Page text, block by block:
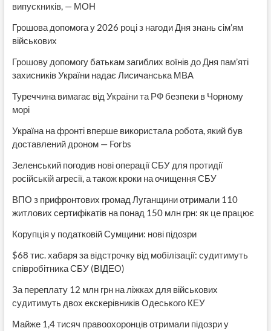
випускників, — МОН
Грошова допомога у 2026 році з нагоди Дня знань сім’ям
військових
Грошову допомогу батькам загиблих воїнів до Дня пам’яті
захисників України надає Лисичанська МВА
Туреччина вимагає від України та РФ безпеки в Чорному
морі
Україна на фронті вперше використала робота, який був
доставлений дроном — Forbs
Зеленський погодив нові операції СБУ для протидії
російській агресії, а також кроки на очищення СБУ
ВПО з прифронтових громад Луганщини отримали 110
житлових сертифікатів на понад 150 млн грн: як це працює
Корупція у податковій Сумщини: нові підозри
$68 тис. хабаря за відстрочку від мобілізації: судитимуть
співробітника СБУ (ВІДЕО)
За переплату 12 млн грн на ліжках для військових
судитимуть двох екскерівників Одеського КЕУ
Майже 1,4 тисяч правоохоронців отримали підозри у